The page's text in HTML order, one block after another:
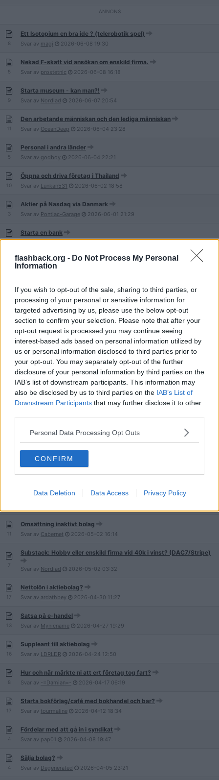
flashback.org - Do Not Process My Personal
Information
If you wish to opt-out of the sale, sharing to third parties, or
processing of your personal or sensitive information for
targeted advertising by us, please use the below opt-out
section to confirm your selection. Please note that after your
opt-out request is processed you may continue seeing
interest-based ads based on personal information utilized by
us or personal information disclosed to third parties prior to
your opt-out. You may separately opt-out of the further
disclosure of your personal information by third parties on the
IAB’s list of downstream participants. This information may
also be disclosed by us to third parties on the IAB’s List of
Downstream Participants that may further disclose it to other
Personal Data Processing Opt Outs
CONFIRM
Data Deletion Data Access Privacy Policy
8
Ett Isotopium en bra ide ? (telerobotik spel)
Svar av magi 2026-06-08 19:30
5
Nekad F-skatt vid ansökan om enskild firma.
Svar av prostetnic 2026-06-08 16:18
9
Starta museum - kan man?!
Svar av Nordiad 2026-06-07 20:54
11
Den arbetande människan och den lediga människan
Svar av OceanDeep 2026-06-04 23:28
5
Personal i andra länder
Svar av godboy 2026-06-04 22:21
10
Öppna och driva företag i Thailand
Svar av Lunkan531 2026-06-02 18:58
3
Aktier på Nasdaq via Danmark
Svar av Pontiac-Garage 2026-06-01 21:29
5
Starta en bank
Rekonstruktionsgruppen - räddar svenska bolag eller förlängs
lidandet mot en konkurs?
Vill lära mig företagsekonomi, vad behöver man ha koll på?
Svar av Sykemypie 2026-05-2723:53
Skatter som är privata utgifter i enskild firma
mikaels 2026-05-24 19:24
Hur hantera en anställd som VABar hela tiden?
Svar avClas-Ohlson80 2026-05-2217:13
Starta städfirma, kostnad!?
Svar avbaraentankeattdela 2026-05-2112:52
anställd?
Svar av Shrubbery 2026-05-17 17:16
Svar avRinghals3 2026-05-12
Hur mycket bör jag fakturera?
11
Omsättning inaktivt bolag
Svar av Cabernet 2026-05-02 16:14
7
Substack: Hobby eller enskild firma vid 40k i vinst? (DAC7/Stripe)
Svar av Nordiad 2026-05-02 03:32
17
Nettolön i aktiebolag?
Svar av ardathbey 2026-04-30 11:27
13
Satsa på e-handel
Svar av Mynicname 2026-04-27 19:29
16
Suppleant till aktiebolag
Svar av LDRLDR 2026-04-24 12:50
8
Hur och när märkte ni att ert företag tog fart?
Svar av -=Damian=- 2026-04-17 06:19
17
Starta bokförlag/café med bokhandel och bar?
Svar av tourmaline 2026-04-12 18:34
4
Fördelar med att gå in i syndikat
Svar av pap01 2026-04-08 19:47
4
Sälja bolag?
Svar av Degenerated 2026-04-05 23:21